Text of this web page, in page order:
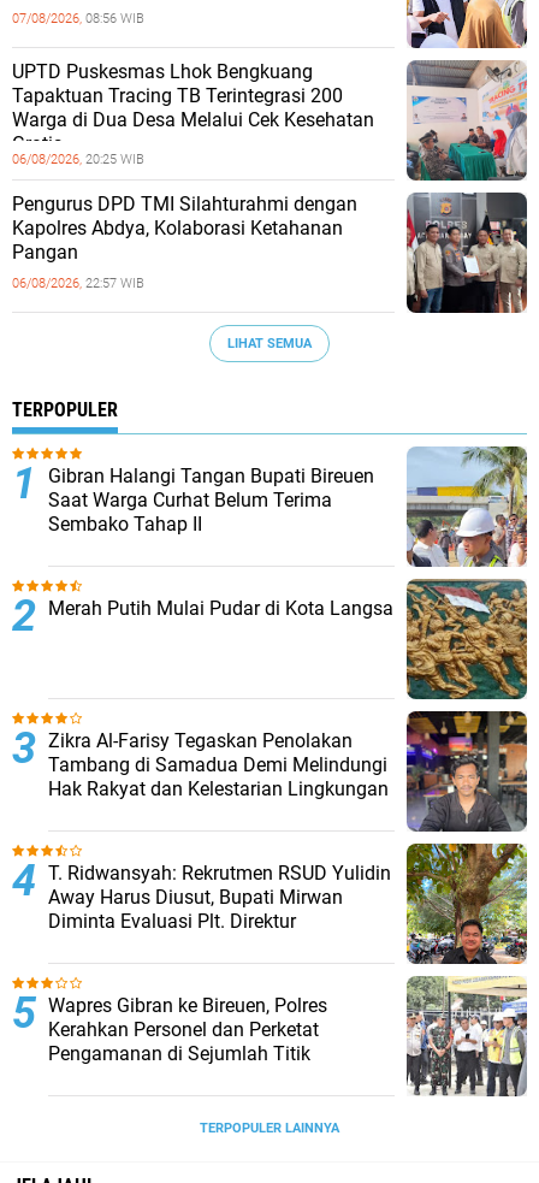
07/08/2026, 08:56 WIB
UPTD Puskesmas Lhok Bengkuang
Tapaktuan ‎Tracing TB Terintegrasi 200
Warga di Dua Desa Melalui Cek Kesehatan
Gratis
06/08/2026, 20:25 WIB
Pengurus DPD TMI Silahturahmi dengan
Kapolres Abdya, Kolaborasi Ketahanan
Pangan
06/08/2026, 22:57 WIB
LIHAT SEMUA
TERPOPULER
Gibran Halangi Tangan Bupati Bireuen
Saat Warga Curhat Belum Terima
Sembako Tahap II
Merah Putih Mulai Pudar di Kota Langsa
Zikra Al-Farisy Tegaskan Penolakan
Tambang di Samadua Demi Melindungi
Hak Rakyat dan Kelestarian Lingkungan
T. Ridwansyah: Rekrutmen RSUD Yulidin
Away Harus Diusut, Bupati Mirwan
Diminta Evaluasi Plt. Direktur
Wapres Gibran ke Bireuen, Polres
Kerahkan Personel dan Perketat
Pengamanan di Sejumlah Titik
TERPOPULER LAINNYA